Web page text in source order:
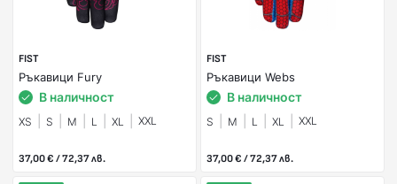
FIST
Ръкавици Fury
В наличност
XS S M L XL XXL
37,00 € / 72,37 лв.
FIST
Ръкавици Webs
В наличност
S M L XL XXL
37,00 € / 72,37 лв.